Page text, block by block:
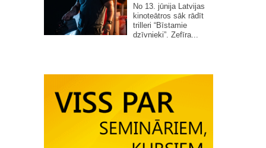
No 13. jūnija Latvijas
kinoteātros sāk rādīt
trilleri “Bīstamie
dzīvnieki”. Zefīra...